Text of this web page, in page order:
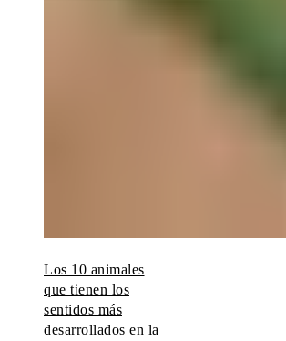
Los 10 animales
que tienen los
sentidos más
desarrollados en la